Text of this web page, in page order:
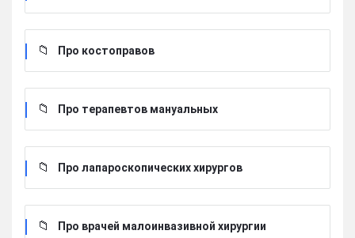
Про костоправов
Про терапевтов мануальных
Про лапароскопических хирургов
Про врачей малоинвазивной хирургии